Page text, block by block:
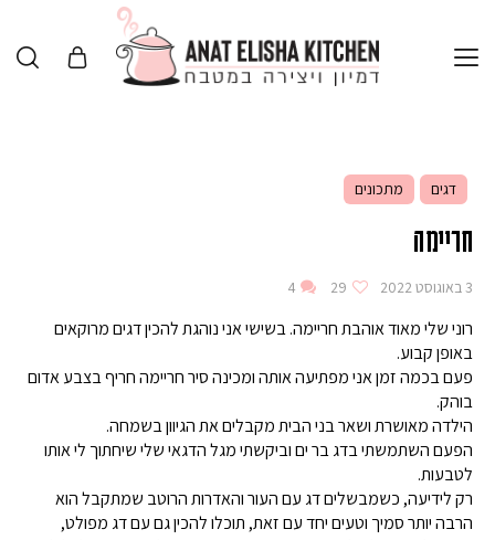
דגים מתכונים
חריימה
3 באוגוסט 2022 29
4
רוני שלי מאוד אוהבת חריימה. בשישי אני נוהגת להכין דגים מרוקאים
באופן קבוע.
פעם בכמה זמן אני מפתיעה אותה ומכינה סיר חריימה חריף בצבע אדום
בוהק.
הילדה מאושרת ושאר בני הבית מקבלים את הגיוון בשמחה.
הפעם השתמשתי בדג בר ים וביקשתי מגל הדגאי שלי שיחתוך לי אותו
לטבעות.
רק לידיעה, כשמבשלים דג עם העור והאדרות הרוטב שמתקבל הוא
הרבה יותר סמיך וטעים יחד עם זאת, תוכלו להכין גם עם דג מפולט,